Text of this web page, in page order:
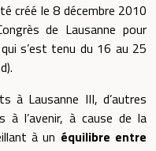
créé le 8 décembre 2010
de Lausanne pour
s’est tenu du 16 au 25
à Lausanne III, d’autres
à l’avenir, à cause de la
à un équilibre entre